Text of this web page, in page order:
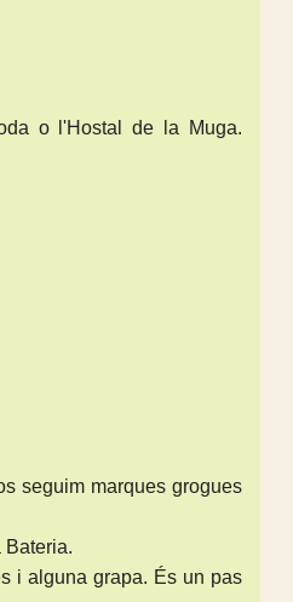
o l'Hostal de la Muga.
seguim marques grogues
Bateria.
i alguna grapa. És un pas